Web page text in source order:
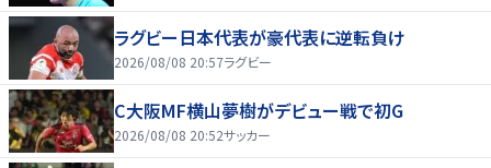
ラグビー日本代表が豪代表に逆転負け
2026/08/08 20:57ラグビー
C大阪MF横山夢樹がデビュー戦で初G
2026/08/08 20:52サッカー